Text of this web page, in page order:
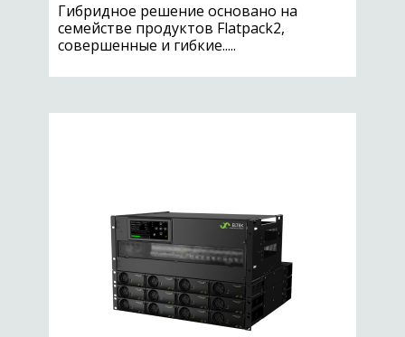
Гибридное решение основано на
семействе продуктов Flatpack2,
совершенные и гибкие.....